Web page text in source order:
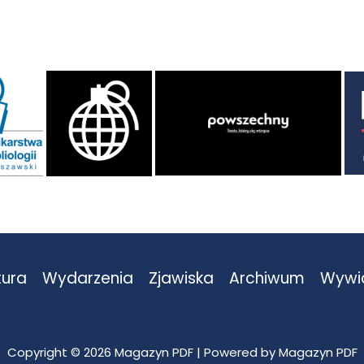
Wydarzenia Zjawiska Archiwum
Copyright © 2026 Magazyn PDF | Powered by Magazyn PDF